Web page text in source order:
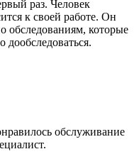
раз. Человек
к своей работе. Он
обследованиям, которые
дообследоваться.
обслуживание